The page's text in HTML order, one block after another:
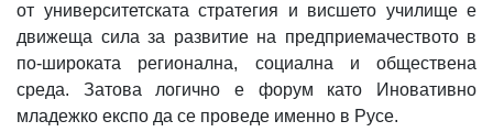
от университетската стратегия и висшето училище е
движеща сила за развитие на предприемачеството в
по-широката регионална, социална и обществена
среда. Затова логично е форум като Иновативно
младежко експо да се проведе именно в Русе.